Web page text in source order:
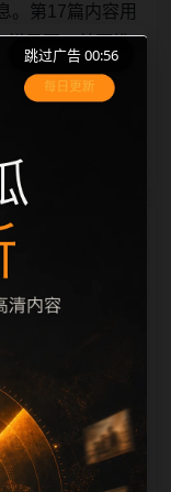
。第17篇内容用
栏目页、首页推
一绑定站点主关
能够从标题、正
建议继续执行远
去重和
有多个相近页
问场景、相关问
复感。页面底部
入口，保证重
正文维护时可按
跳过广告 00:56